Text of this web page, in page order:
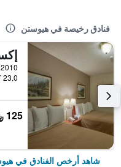
فنادق رخيصة في هيوستن
23.0 كيلومتر عن وسط المدينة
125 ﷼
شاهد أرخص الفنادق في